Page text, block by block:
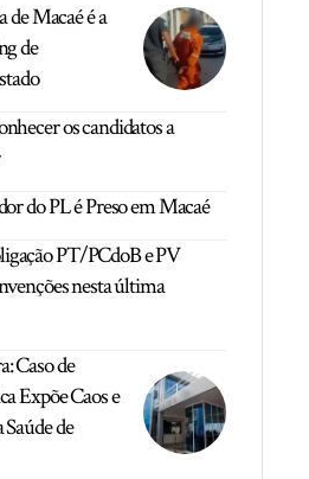
de Macaé é a
de
os candidatos a
do PL é Preso em Macaé
PT/PCdoB e PV
nesta última
Caso de
Expõe Caos e
de